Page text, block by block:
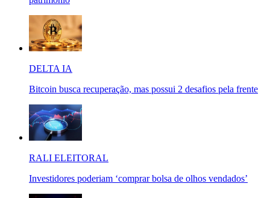
DELTA IA
Bitcoin busca recuperação, mas possui 2 desafios pela frente
RALI ELEITORAL
Investidores poderiam ‘comprar bolsa de olhos vendados’